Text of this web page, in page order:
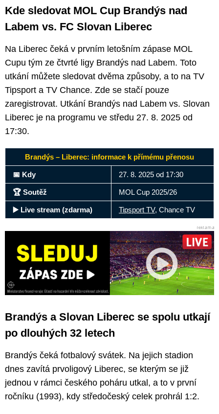
Kde sledovat MOL Cup Brandýs nad
Labem vs. FC Slovan Liberec
Na Liberec čeká v prvním letošním zápase MOL
Cupu tým ze čtvrté ligy Brandýs nad Labem. Toto
utkání můžete sledovat dvěma způsoby, a to na TV
Tipsport a TV Chance. Zde se stačí pouze
zaregistrovat. Utkání Brandýs nad Labem vs. Slovan
Liberec je na programu ve středu 27. 8. 2025 od
17:30.
Brandýs – Liberec: informace k přímému přenosu
📅 Kdy 27. 8. 2025 od 17:30
🏆 Soutěž MOL Cup 2025/26
▶️ Live stream (zdarma) Tipsport TV, Chance TV
Brandýs a Slovan Liberec se spolu utkají
po dlouhých 32 letech
Brandýs čeká fotbalový svátek. Na jejich stadion
dnes zavítá prvoligový Liberec, se kterým se již
jednou v rámci českého poháru utkal, a to v první
ročníku (1993), kdy středočeský celek prohrál 1:2.